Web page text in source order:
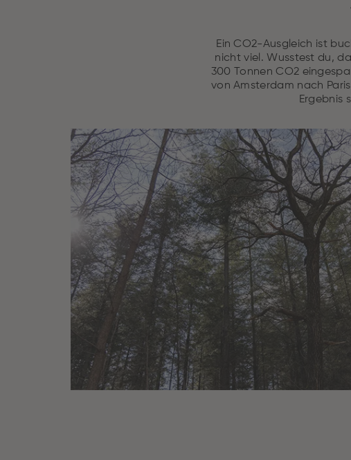
Ein CO2-Ausgleich ist
nicht viel. Wusstest du,
300 Tonnen CO2
von Amsterdam nach
Ergebnis